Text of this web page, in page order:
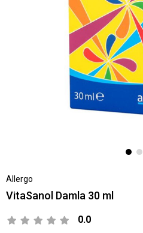
Allergo
VitaSanol Damla 30 ml
0.0